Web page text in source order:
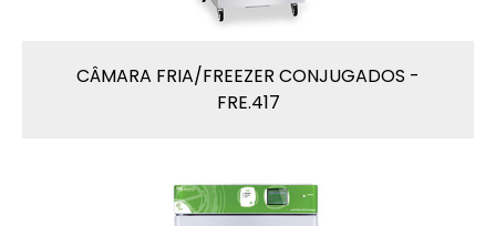
CÂMARA FRIA/FREEZER CONJUGADOS -
FRE.417